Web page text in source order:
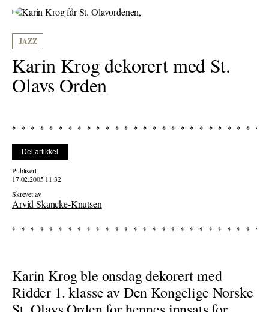
JAZZ
Karin Krog dekorert med St.
Olavs Orden
Del artikkel
Publisert
17.02.2005 11:32
Skrevet av
Arvid Skancke-Knutsen
Karin Krog ble onsdag dekorert med
Ridder 1. klasse av Den Kongelige Norske